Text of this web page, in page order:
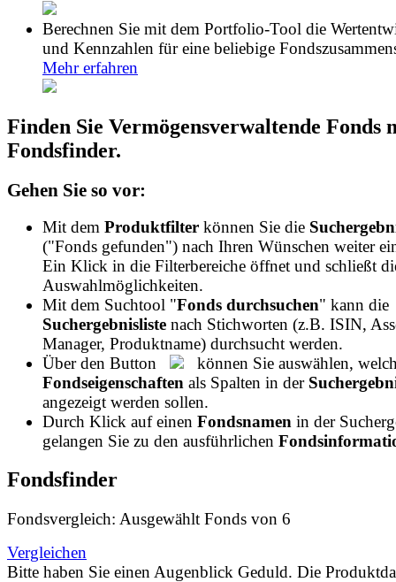
Berechnen Sie mit dem Portfolio-Tool die
und Kennzahlen für eine beliebige
Mehr erfahren
Finden Sie Vermögensverwaltende Fonds
Fondsfinder.
Gehen Sie so vor:
Mit dem Produktfilter können Sie die
("Fonds gefunden") nach Ihren Wünschen weiter
Ein Klick in die Filterbereiche öffnet und schließt
Auswahlmöglichkeiten.
Mit dem Suchtool "Fonds durchsuchen" kann die
Suchergebnisliste nach Stichworten (z.B. ISIN,
Manager, Produktname) durchsucht werden.
Über den Button
können Sie auswählen,
Fondseigenschaften als Spalten in der
angezeigt werden sollen.
Durch Klick auf einen Fondsnamen in der
gelangen Sie zu den ausführlichen
Fondsfinder
Fondsvergleich: Ausgewählt Fonds von 6
Vergleichen
Bitte haben Sie einen Augenblick Geduld. Die